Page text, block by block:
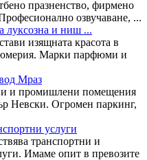
празненство, фирмено
озвучаване, ...
луксозна и ниш ...
изящната красота в
Марки парфюми и
Мраз
и промишлени помещения
Невски. Огромен паркинг,
услуги
транспортни и
Имаме опит в превозите